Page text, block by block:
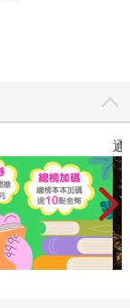
通